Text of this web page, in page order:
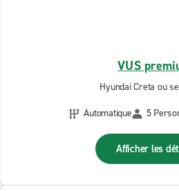
VUS
Hyundai Creta ou
Automatique
5
Afficher les